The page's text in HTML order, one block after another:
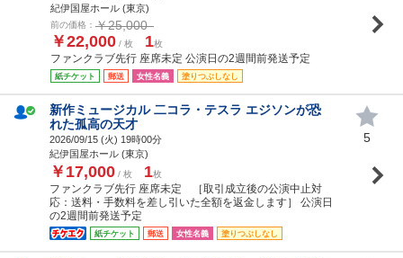
紀伊国屋ホール (東京)
前の価格： ￥25,000
￥22,000 / 枚 1枚
ファンクラブ先行 座席未定 公演日の2週間前発送予定
紙チケット 郵送 女性名義 塗りつぶしなし
新作ミュージカル 二コラ・テスラ エジソンが恐
れた孤高の天才
2026/09/15 (火) 19時00分
紀伊国屋ホール (東京)
￥17,000 / 枚 1枚
ファンクラブ先行 座席未定 ［取引成立後の公演中止対
応：送料・手数料を差し引いた全額を返金します］ 公演日
の2週間前発送予定
紙チケット 郵送 女性名義 塗りつぶしなし
5